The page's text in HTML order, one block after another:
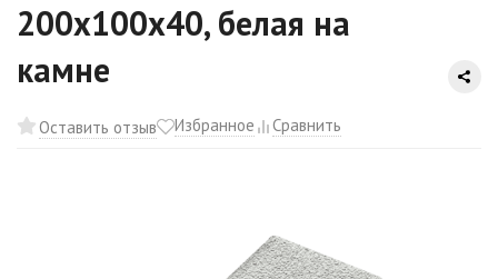
200х100х40, белая на
камне
Оставить отзыв Избранное Сравнить